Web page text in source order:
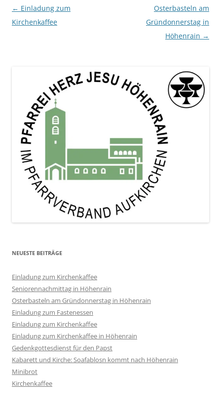
Beitragsnavigation
← Einladung zum
Kirchenkaffee
Osterbasteln am
Gründonnerstag in
Höhenrain →
NEUESTE BEITRÄGE
Einladung zum Kirchenkaffee
Seniorennachmittag in Höhenrain
Osterbasteln am Gründonnerstag in Höhenrain
Einladung zum Fastenessen
Einladung zum Kirchenkaffee
Einladung zum Kirchenkaffee in Höhenrain
Gedenkgottesdienst für den Papst
Kabarett und Kirche: Soafablosn kommt nach Höhenrain
Minibrot
Kirchenkaffee